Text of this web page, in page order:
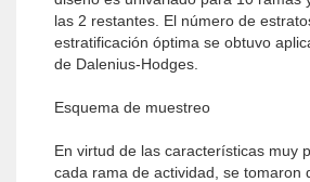
las 2 restantes. El número de
estratificación óptima se obtuvo
de Dalenius-Hodges.
Esquema de muestreo
En virtud de las características muy
cada rama de actividad, se tomaron